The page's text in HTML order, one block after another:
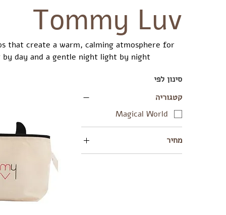
Tommy Luv
that create a warm, calming atmosphere for
day and a gentle night light by night.
סינון לפי
קטגוריה
Magical World
מחיר